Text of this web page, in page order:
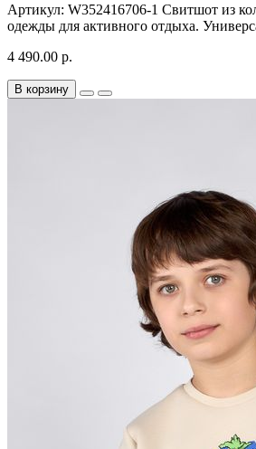
Артикул: W352416706-1 Свитшот из
одежды для активного отдыха.
4 490.00 р.
В корзину